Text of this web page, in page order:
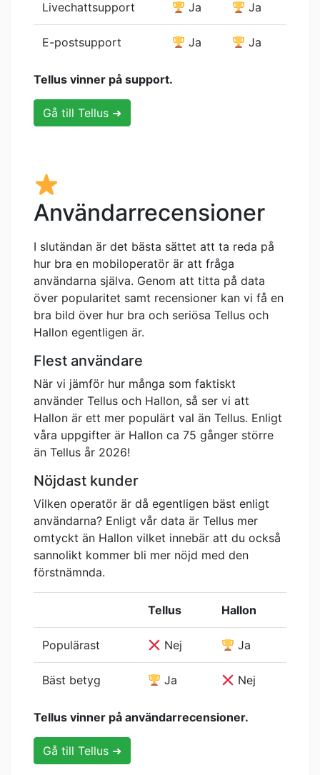
Livechattsupport Ja Ja
E-postsupport Ja Ja
Tellus vinner på support.
Gå till Tellus ➜
Användarrecensioner
I slutändan är det bästa sättet att ta reda på
hur bra en mobiloperatör är att fråga
användarna själva. Genom att titta på data
över popularitet samt recensioner kan vi få en
bra bild över hur bra och seriösa Tellus och
Hallon egentligen är.
Flest användare
När vi jämför hur många som faktiskt
använder Tellus och Hallon, så ser vi att
Hallon är ett mer populärt val än Tellus. Enligt
våra uppgifter är Hallon ca 75 gånger större
än Tellus år 2026!
Nöjdast kunder
Vilken operatör är då egentligen bäst enligt
användarna? Enligt vår data är Tellus mer
omtyckt än Hallon vilket innebär att du också
sannolikt kommer bli mer nöjd med den
förstnämnda.
Tellus Hallon
Populärast Nej Ja
Bäst betyg Ja Nej
Tellus vinner på användarrecensioner.
Gå till Tellus ➜